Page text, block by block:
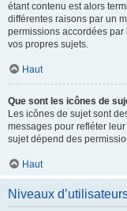
étant contenu est alors
différentes raisons par un
permissions accordées par
vos propres sujets.
Haut
Que sont les icônes de
Les icônes de sujet sont
messages pour refléter
sujet dépend des
Haut
Niveaux